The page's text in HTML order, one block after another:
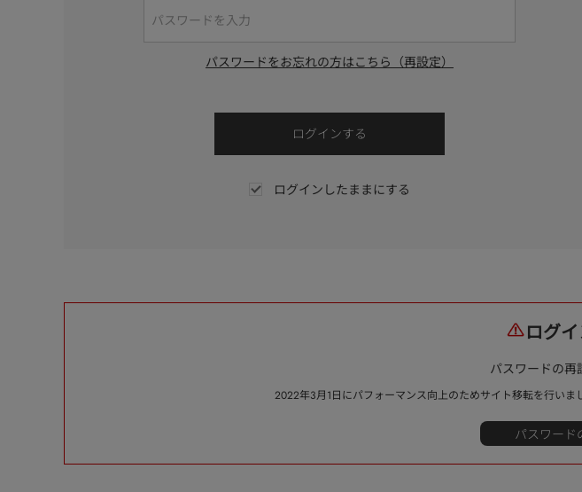
パスワードをお忘れの方はこちら（再設定）
ログインしたままにする
ログ
パスワードの再
2022年3月1日にパフォーマンス向上のためサイト移転を行い